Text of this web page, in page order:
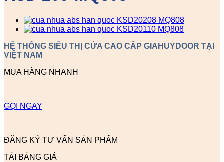
HỆ THỐNG SIÊU THỊ CỬA CAO CẤP GIAHUYDOOR TẠI
VIỆT NAM
MUA HÀNG NHANH
GỌI NGAY
ĐĂNG KÝ TƯ VẤN SẢN PHẨM
TẢI BẢNG GIÁ